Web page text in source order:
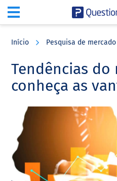
content
sidebar
Início Pesquisa de mercado
Tendências do
conheça as